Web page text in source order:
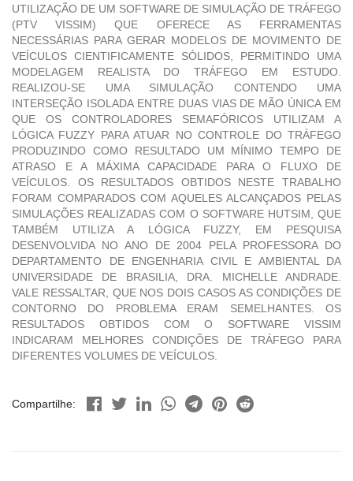
UTILIZAÇÃO DE UM SOFTWARE DE SIMULAÇÃO DE TRÁFEGO
(PTV VISSIM) QUE OFERECE AS FERRAMENTAS
NECESSÁRIAS PARA GERAR MODELOS DE MOVIMENTO DE
VEÍCULOS CIENTIFICAMENTE SÓLIDOS, PERMITINDO UMA
MODELAGEM REALISTA DO TRÁFEGO EM ESTUDO.
REALIZOU-SE UMA SIMULAÇÃO CONTENDO UMA
INTERSEÇÃO ISOLADA ENTRE DUAS VIAS DE MÃO ÚNICA EM
QUE OS CONTROLADORES SEMAFÓRICOS UTILIZAM A
LÓGICA FUZZY PARA ATUAR NO CONTROLE DO TRÁFEGO
PRODUZINDO COMO RESULTADO UM MÍNIMO TEMPO DE
ATRASO E A MÁXIMA CAPACIDADE PARA O FLUXO DE
VEÍCULOS. OS RESULTADOS OBTIDOS NESTE TRABALHO
FORAM COMPARADOS COM AQUELES ALCANÇADOS PELAS
SIMULAÇÕES REALIZADAS COM O SOFTWARE HUTSIM, QUE
TAMBÉM UTILIZA A LÓGICA FUZZY, EM PESQUISA
DESENVOLVIDA NO ANO DE 2004 PELA PROFESSORA DO
DEPARTAMENTO DE ENGENHARIA CIVIL E AMBIENTAL DA
UNIVERSIDADE DE BRASILIA, DRA. MICHELLE ANDRADE.
VALE RESSALTAR, QUE NOS DOIS CASOS AS CONDIÇÕES DE
CONTORNO DO PROBLEMA ERAM SEMELHANTES. OS
RESULTADOS OBTIDOS COM O SOFTWARE VISSIM
INDICARAM MELHORES CONDIÇÕES DE TRÁFEGO PARA
DIFERENTES VOLUMES DE VEÍCULOS.
Compartilhe: